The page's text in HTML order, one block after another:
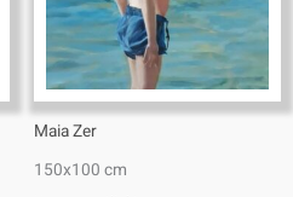
Maia Zer
150x100 cm